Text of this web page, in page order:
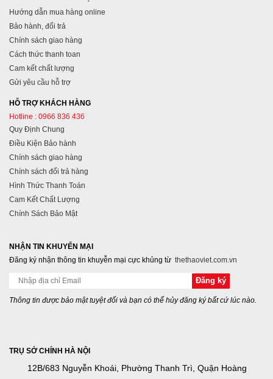
Hướng dẫn mua hàng online
Bảo hành, đổi trả
Chính sách giao hàng
Cách thức thanh toan
Cam kết chất lượng
Gửi yêu cầu hỗ trợ
HỖ TRỢ KHÁCH HÀNG
Hotline : 0966 836 436
Quy Định Chung
Điều Kiện Bảo hành
Chính sách giao hàng
Chính sách đổi trả hàng
Hình Thức Thanh Toán
Cam Kết Chất Lượng
Chính Sách Bảo Mật
NHẬN TIN KHUYẾN MẠI
Đăng ký nhận thông tin khuyễn mại cực khủng từ thethaoviet.com.vn
Thông tin được bảo mật tuyệt đối và bạn có thể hủy đăng ký bất cứ lúc nào.
TRỤ SỞ CHÍNH HÀ NỘI
12B/683 Nguyễn Khoái, Phường Thanh Trì, Quận Hoàng